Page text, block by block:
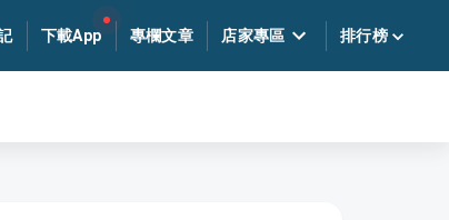
下載App 專欄文章 店家專區 排行榜